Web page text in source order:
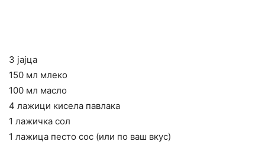
3 јајца
150 мл млеко
100 мл масло
4 лажици кисела павлака
1 лажичка сол
1 лажица песто сос (или по ваш вкус)